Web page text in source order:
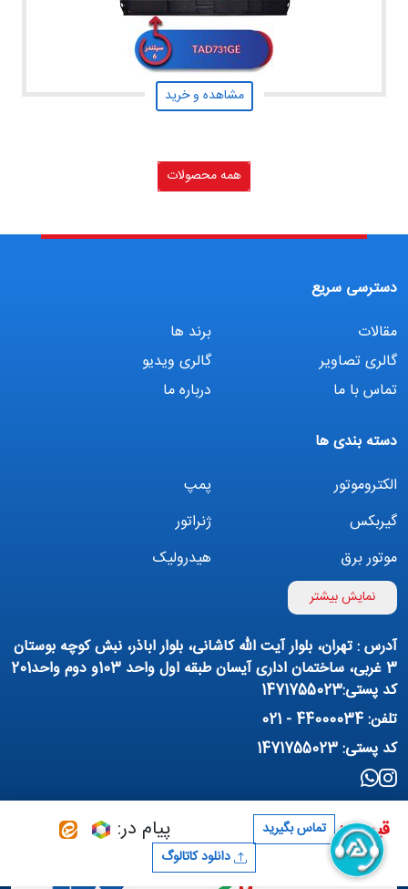
قیمت : تماس بگیرید پیام در:
دانلود کاتالوگ
مشاهده و خرید
همه محصولات
دسترسی سریع
مقالات
برند ها
گالری تصاویر
گالری ویدیو
تماس با ما
درباره ما
دسته بندی ها
الکتروموتور
پمپ
گیربکس
ژنراتور
موتور برق
هیدرولیک
اینورتر
تهویه مطبوع
پمپ هواده
پمپ وکیوم
فیلتراسیون و تصفیه
منبع آب (تانکر آب)
مواد شیمیایی
برق صنعتی
نمایش بیشتر
آدرس : تهران، بلوار آیت الله کاشانی، بلوار اباذر، نبش کوچه بوستان
3 غربی، ساختمان اداری آیسان طبقه اول واحد 103و دوم واحد201
کد پستی:1471755023
تلفن: 44000034 - 021
کد پستی: 1471755023